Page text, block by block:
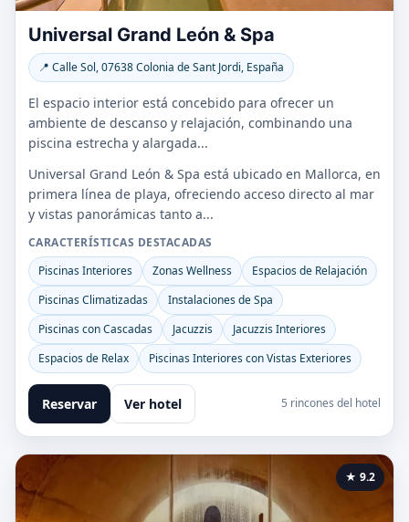
Universal Grand León & Spa
📍 Calle Sol, 07638 Colonia de Sant Jordi, España
El espacio interior está concebido para ofrecer un
ambiente de descanso y relajación, combinando una
piscina estrecha y alargada...
Universal Grand León & Spa está ubicado en Mallorca, en
primera línea de playa, ofreciendo acceso directo al mar
y vistas panorámicas tanto a...
CARACTERÍSTICAS DESTACADAS
Piscinas Interiores
Zonas Wellness
Espacios de Relajación
Piscinas Climatizadas
Instalaciones de Spa
Piscinas con Cascadas
Jacuzzis
Jacuzzis Interiores
Espacios de Relax
Piscinas Interiores con Vistas Exteriores
Reservar Ver hotel 5 rincones del hotel
★ 9.2